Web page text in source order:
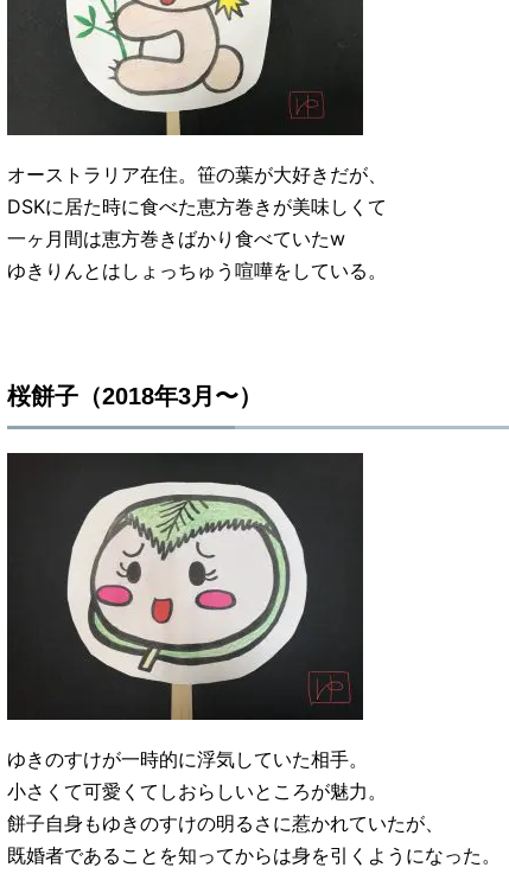
オーストラリア在住。笹の葉が大好きだが、
DSKに居た時に食べた恵方巻きが美味しくて
一ヶ月間は恵方巻きばかり食べていたw
ゆきりんとはしょっちゅう喧嘩をしている。
桜餅子（2018年3月〜）
ゆきのすけが一時的に浮気していた相手。
小さくて可愛くてしおらしいところが魅力。
餅子自身もゆきのすけの明るさに惹かれていたが、
既婚者であることを知ってからは身を引くようになった。